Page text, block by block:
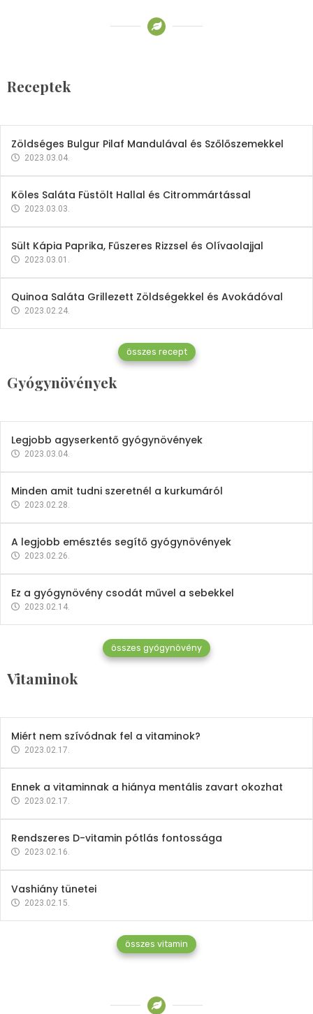
Receptek
2023.03.06.
Zöldséges Bulgur Pilaf Mandulával és Szőlőszemekkel
2023.03.04.
Köles Saláta Füstölt Hallal és Citrommártással
2023.03.03.
Sült Kápia Paprika, Fűszeres Rizzsel és Olívaolajjal
2023.03.01.
Quinoa Saláta Grillezett Zöldségekkel és Avokádóval
2023.02.24.
összes recept
Gyógynövények
Gyógynövények
Mindent a petrezselyemről
2023.12.21.
Legjobb agyserkentő gyógynövények
2023.03.04.
Minden amit tudni szeretnél a kurkumáról
2023.02.28.
A legjobb emésztés segítő gyógynövények
2023.02.26.
Ez a gyógynövény csodát művel a sebekkel
2023.02.14.
összes gyógynövény
Vitaminok
Vitaminok
Mindent a B-12 vitaminról
2023.02.27.
Miért nem szívódnak fel a vitaminok?
2023.02.17.
Ennek a vitaminnak a hiánya mentális zavart okozhat
2023.02.17.
Rendszeres D-vitamin pótlás fontossága
2023.02.16.
Vashiány tünetei
2023.02.15.
összes vitamin